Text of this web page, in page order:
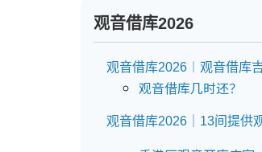
观音借库2026
观音借库2026︱观音借库
观音借库几时还？
观音借库2026｜13间提供